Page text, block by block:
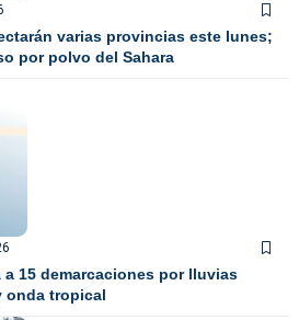
varias provincias este lunes;
por polvo del Sahara
a 15 demarcaciones por lluvias
onda tropical